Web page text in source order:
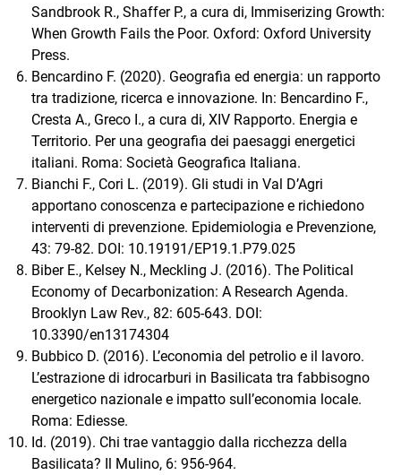
Sandbrook R., Shaffer P., a cura di, Immiserizing Growth:
When Growth Fails the Poor. Oxford: Oxford University
Press.
Bencardino F. (2020). Geografia ed energia: un rapporto
tra tradizione, ricerca e innovazione. In: Bencardino F.,
Cresta A., Greco I., a cura di, XIV Rapporto. Energia e
Territorio. Per una geografia dei paesaggi energetici
italiani. Roma: Società Geografica Italiana.
Bianchi F., Cori L. (2019). Gli studi in Val D’Agri
apportano conoscenza e partecipazione e richiedono
interventi di prevenzione. Epidemiologia e Prevenzione,
43: 79-82. DOI: 10.19191/EP19.1.P79.025
Biber E., Kelsey N., Meckling J. (2016). The Political
Economy of Decarbonization: A Research Agenda.
Brooklyn Law Rev., 82: 605-643. DOI:
10.3390/en13174304
Bubbico D. (2016). L’economia del petrolio e il lavoro.
L’estrazione di idrocarburi in Basilicata tra fabbisogno
energetico nazionale e impatto sull’economia locale.
Roma: Ediesse.
Id. (2019). Chi trae vantaggio dalla ricchezza della
Basilicata? Il Mulino, 6: 956-964.